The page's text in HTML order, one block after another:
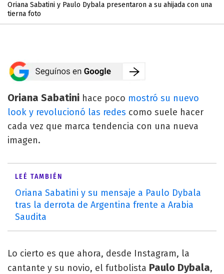
Oriana Sabatini y Paulo Dybala presentaron a su ahijada con una
tierna foto
Oriana Sabatini hace poco mostró su nuevo
look y revolucionó las redes como suele hacer
cada vez que marca tendencia con una nueva
imagen.
LEÉ TAMBIÉN
Oriana Sabatini y su mensaje a Paulo Dybala
tras la derrota de Argentina frente a Arabia
Saudita
Lo cierto es que ahora, desde Instagram, la
cantante y su novio, el futbolista Paulo Dybala,